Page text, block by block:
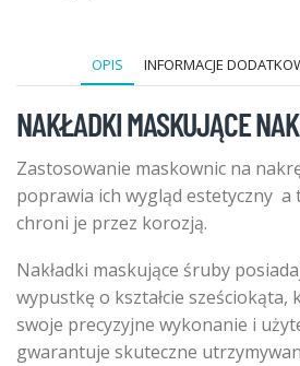
OPIS INFORMACJE
NAKŁADKI MASKUJĄCE
Zastosowanie maskownic na
poprawia ich wygląd estetyczny a
chroni je przez korozją.
Nakładki maskujące śruby
wypustkę o kształcie sześciokąta,
swoje precyzyjne wykonanie i
gwarantuje skuteczne